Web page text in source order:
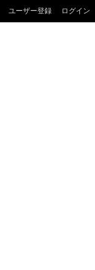
ユーザー登録 ログイン